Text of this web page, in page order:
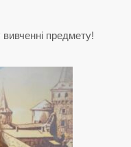
предмету!